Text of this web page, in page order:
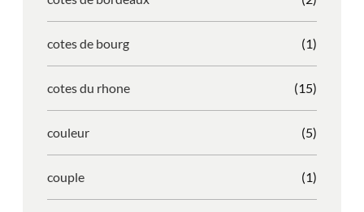
cotes de bourg (1)
cotes du rhone (15)
couleur (5)
couple (1)